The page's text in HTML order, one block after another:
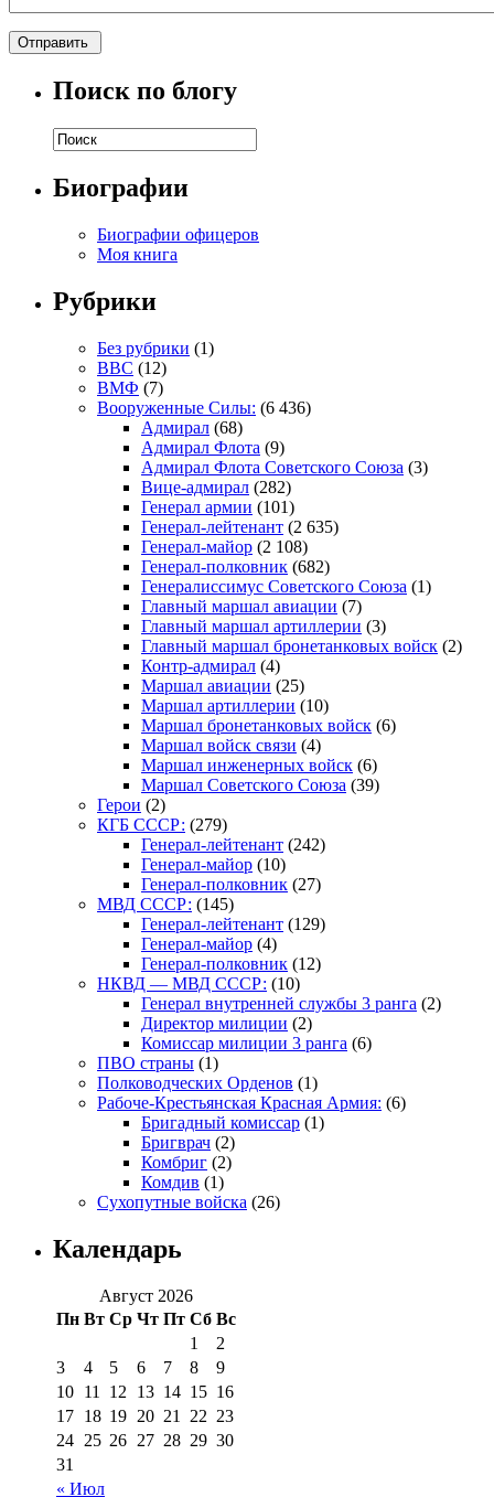
Поиск по блогу
Биографии
Биографии офицеров
Моя книга
Рубрики
Без рубрики (1)
ВВС (12)
ВМФ (7)
Вооруженные Силы: (6 436)
Адмирал (68)
Адмирал Флота (9)
Адмирал Флота Советского Союза (3)
Вице-адмирал (282)
Генерал армии (101)
Генерал-лейтенант (2 635)
Генерал-майор (2 108)
Генерал-полковник (682)
Генералиссимус Советского Союза (1)
Главный маршал авиации (7)
Главный маршал артиллерии (3)
Главный маршал бронетанковых войск (2)
Контр-адмирал (4)
Маршал авиации (25)
Маршал артиллерии (10)
Маршал бронетанковых войск (6)
Маршал войск связи (4)
Маршал инженерных войск (6)
Маршал Советского Союза (39)
Герои (2)
КГБ СССР: (279)
Генерал-лейтенант (242)
Генерал-майор (10)
Генерал-полковник (27)
МВД СССР: (145)
Генерал-лейтенант (129)
Генерал-майор (4)
Генерал-полковник (12)
НКВД — МВД СССР: (10)
Генерал внутренней службы 3 ранга (2)
Директор милиции (2)
Комиссар милиции 3 ранга (6)
ПВО страны (1)
Полководческих Орденов (1)
Рабоче-Крестьянская Красная Армия: (6)
Бригадный комиссар (1)
Бригврач (2)
Комбриг (2)
Комдив (1)
Сухопутные войска (26)
Календарь
Август 2026
Пн Вт Ср Чт Пт Сб Вс
« Июл
1
2
3
4 5 6 7 8
9
10 11 12 13 14 15 16
17 18 19 20 21 22 23
24 25 26 27 28 29 30
31